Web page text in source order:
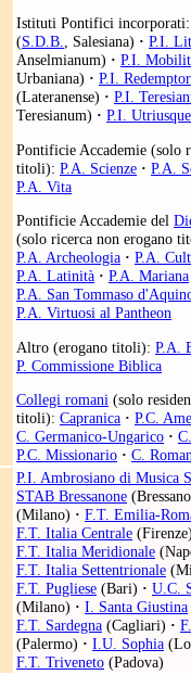
Istituti Pontifici incorporati:
(S.D.B., Salesiana) · P.I.
Anselmianum) · P.I.
Urbaniana) · P.I.
(Lateranense) · P.I.
Teresianum) · P.I.
Pontificie Accademie (solo
titoli): P.A. Scienze · P.A.
P.A. Vita
Pontificie Accademie del
(solo ricerca non erogano
P.A. Archeologia · P.A.
P.A. Latinità · P.A. Mariana
P.A. San Tommaso
P.A. Virtuosi al Pantheon
Altro (erogano titoli): P.A.
P. Commissione Biblica
Collegi romani (solo
titoli): Capranica · P.C.
C. Germanico-Ungarico ·
P.C. Missionario · C.
P.I. Ambrosiano di Musica
STAB Bressanone
(Milano) · F.T. Emilia-
F.T. Italia Centrale (Firenze)
F.T. Italia Meridionale
F.T. Italia Settentrionale
F.T. Pugliese (Bari) · U.C.
(Milano) · I. Santa Giustina
F.T. Sardegna (Cagliari) ·
(Palermo) · I.U. Sophia
F.T. Triveneto (Padova)